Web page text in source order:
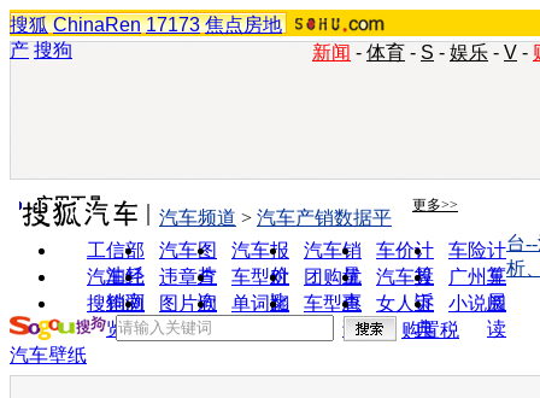
搜狐 ChinaRen 17173 焦点房地
产 搜狗 新闻 - 体育 - S - 娱乐 - V -
实用工具 更多>>
工信部
油耗
汽车图
片
汽车报
价
汽车销
量
车价计
算
车险计
算
汽车经
销商
违章查
询
车型对
比
团购优
惠
汽车投
诉
广州车
展
搜狗浏
览器
图片欣
赏
单词翻
车型查
询
女人宝
典
小说阅
读
汽车频道 > 汽车产销数据平
台
析
购置税
汽车壁纸